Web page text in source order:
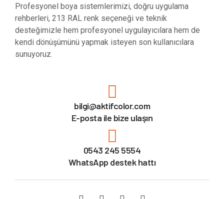
Profesyonel boya sistemlerimizi, doğru uygulama
rehberleri, 213 RAL renk seçeneği ve teknik
desteğimizle hem profesyonel uygulayıcılara hem de
kendi dönüşümünü yapmak isteyen son kullanıcılara
sunuyoruz.
bilgi@aktifcolor.com
E-posta ile bize ulaşın
0543 245 5554
WhatsApp destek hattı